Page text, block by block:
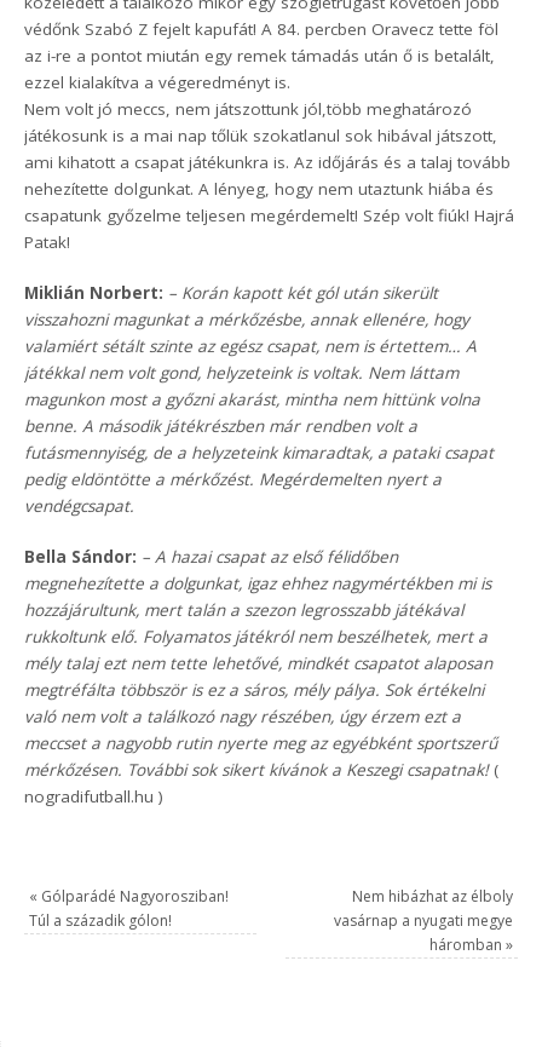
védőnk Szabó Z fejelt kapufát! A 84. percben Oravecz tette föl
az i-re a pontot miután egy remek támadás után ő is betalált,
ezzel kialakítva a végeredményt is.
Nem volt jó meccs, nem játszottunk jól,több meghatározó
játékosunk is a mai nap tőlük szokatlanul sok hibával játszott,
ami kihatott a csapat játékunkra is. Az időjárás és a talaj tovább
nehezítette dolgunkat. A lényeg, hogy nem utaztunk hiába és
csapatunk győzelme teljesen megérdemelt! Szép volt fiúk! Hajrá
Patak!
Miklián Norbert: – Korán kapott két gól után sikerült
visszahozni magunkat a mérkőzésbe, annak ellenére, hogy
valamiért sétált szinte az egész csapat, nem is értettem… A
játékkal nem volt gond, helyzeteink is voltak. Nem láttam
magunkon most a győzni akarást, mintha nem hittünk volna
benne. A második játékrészben már rendben volt a
futásmennyiség, de a helyzeteink kimaradtak, a pataki csapat
pedig eldöntötte a mérkőzést. Megérdemelten nyert a
vendégcsapat.
Bella Sándor: – A hazai csapat az első félidőben
megnehezítette a dolgunkat, igaz ehhez nagymértékben mi is
hozzájárultunk, mert talán a szezon legrosszabb játékával
rukkoltunk elő. Folyamatos játékról nem beszélhetek, mert a
mély talaj ezt nem tette lehetővé, mindkét csapatot alaposan
megtréfálta többször is ez a sáros, mély pálya. Sok értékelni
való nem volt a találkozó nagy részében, úgy érzem ezt a
meccset a nagyobb rutin nyerte meg az egyébként sportszerű
mérkőzésen. További sok sikert kívánok a Keszegi csapatnak! (
nogradifutball.hu )
« Gólparádé Nagyorosziban!
Túl a századik gólon!
Nem hibázhat az élboly
vasárnap a nyugati megye
háromban »